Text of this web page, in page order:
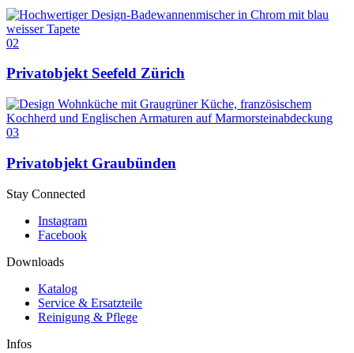
02
Privatobjekt Seefeld Zürich
03
Privatobjekt Graubünden
Stay Connected
Instagram
Facebook
Downloads
Katalog
Service & Ersatzteile
Reinigung & Pflege
Infos